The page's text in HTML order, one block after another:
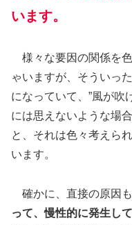
います。
様々な要因の関係を
ゃいますが、そういっ
になっていて、”風が吹
には思えないような場
と、それは色々考えら
います。
確かに、直接の原因も
って、慢性的に発生し